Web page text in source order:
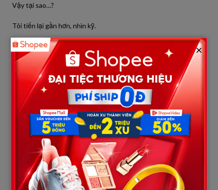
Vậy tại sao…?
Tôi tiến lại gần hơn, nhìn kỹ.
Không phải giống.
Mà là… giống đến từng chi tiết.
Ánh mắt.
Đường nét.
Nụ cười.
Chỉ khác một điều.
×